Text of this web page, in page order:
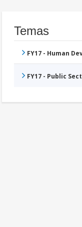
Temas
FY17 - Human
FY17 - Public